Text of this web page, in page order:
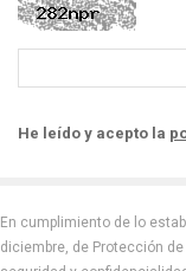
He leído y acepto la
En cumplimiento de lo
diciembre, de Protección